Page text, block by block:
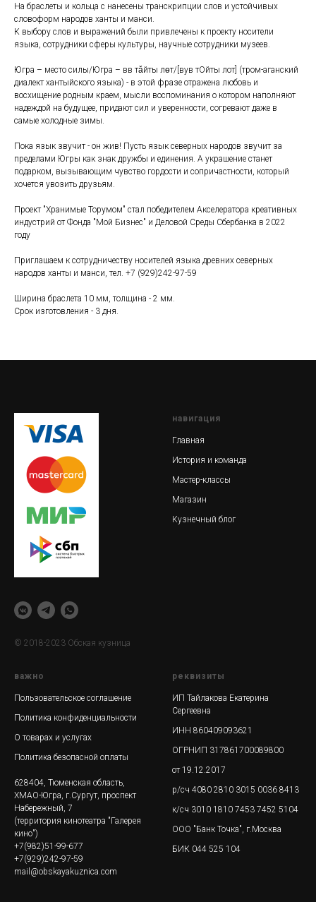
На браслеты и кольца с нанесены транскрипции слов и устойчивых
словоформ народов ханты и манси.
К выбору слов и выражений были привлечены к проекту носители
языка, сотрудники сферы культуры, научные сотрудники музеев.
Югра – место силы/Югра – вӱв тǎйты лɵт/[вув тОйты лот] (тром-аганский
диалект хантыйского языка) - в этой фразе отражена любовь и
восхищение родным краем, мысли воспоминания о котором наполняют
надеждой на будущее, придают сил и уверенности, согревают даже в
самые холодные зимы.
Пока язык звучит - он жив! Пусть язык северных народов звучит за
пределами Югры как знак дружбы и единения. А украшение станет
подарком, вызывающим чувство гордости и сопричастности, который
хочется увозить друзьям.
Проект "Хранимые Торумом" стал победителем Акселератора креативных
индустрий от Фонда "Мой Бизнес" и Деловой Среды Сбербанка в 2022
году
Приглашаем к сотрудничеству носителей языка древних северных
народов ханты и манси, тел. +7 (929)242-97-59
Ширина браслета 10 мм, толщина - 2 мм.
Срок изготовления - 3 дня.
© 2018-2023 Обская кузница
навигация
Главная
История и команда
Мастер-классы
Магазин
Кузнечный блог
важно
Пользовательское соглашение
Политика конфиденциальности
О товарах и услугах
Политика безопасной оплаты
628404, Тюменская область,
ХМАО-Югра, г.Сургут, проспект
Набережный, 7
(территория кинотеатра "Галерея
кино")
+7(982)51-99-677
+7(929)242-97-59
mail@obskayakuznica.com
реквизиты
ИП Тайлакова Екатерина
Сергеевна
ИНН 860409093621
ОГРНИП 317861700089800
от 19.12.2017
р/сч 4080 2810 3015 0036 8413
к/сч 3010 1810 7453 7452 5104
ООО "Банк Точка", г.Москва
БИК 044 525 104